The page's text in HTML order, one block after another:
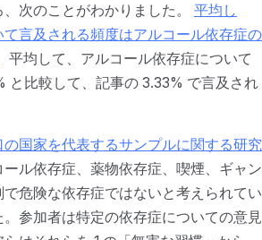
次のことがわかりました。 平均し
言及される頻度はアルコール依存症の
平均して、アルコール依存症について
と比較して、記事の 3.33% で言及され
国家を代表するサンプルに関する研究
ル依存症、薬物依存症、喫煙、ギャン
危険な依存症ではないと考えられてい
参加者は特定の依存症についての意見